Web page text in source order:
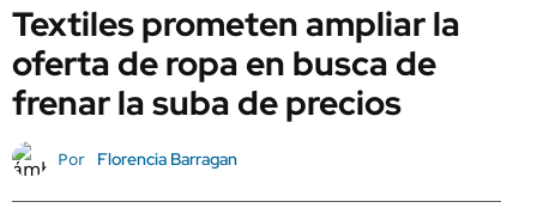
Textiles prometen ampliar la
oferta de ropa en busca de
frenar la suba de precios
Por Florencia Barragan